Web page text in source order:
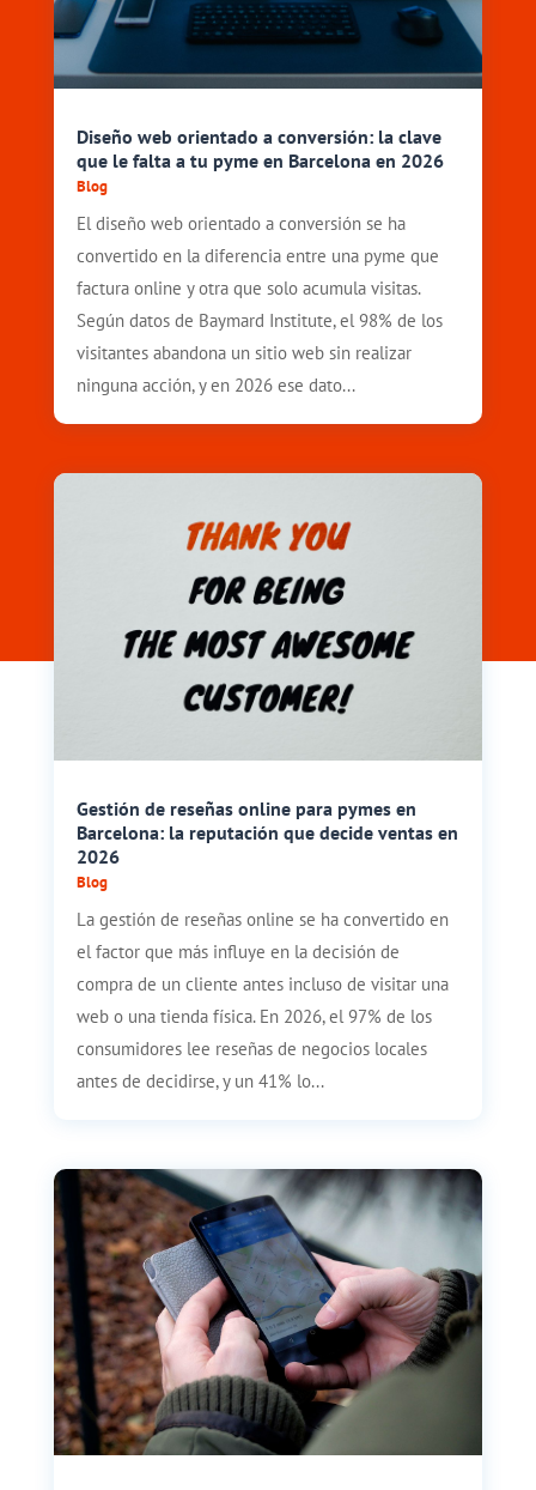
Diseño web orientado a conversión: la clave
que le falta a tu pyme en Barcelona en 2026
Blog
El diseño web orientado a conversión se ha
convertido en la diferencia entre una pyme que
factura online y otra que solo acumula visitas.
Según datos de Baymard Institute, el 98% de los
visitantes abandona un sitio web sin realizar
ninguna acción, y en 2026 ese dato...
Gestión de reseñas online para pymes en
Barcelona: la reputación que decide ventas en
2026
Blog
La gestión de reseñas online se ha convertido en
el factor que más influye en la decisión de
compra de un cliente antes incluso de visitar una
web o una tienda física. En 2026, el 97% de los
consumidores lee reseñas de negocios locales
antes de decidirse, y un 41% lo...